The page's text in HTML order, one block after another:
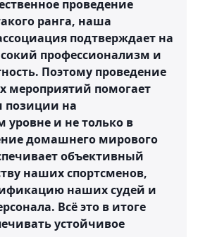
проведение
ранга, наша
подтверждает на
профессионализм и
Поэтому проведение
мероприятий помогает
позиции на
и не только в
домашнего мирового
объективный
наших спортсменов,
наших судей и
Всё это в итоге
устойчивое